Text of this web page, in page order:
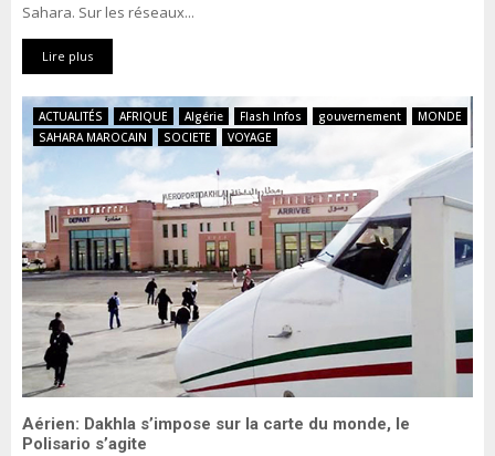
Sahara. Sur les réseaux...
Lire plus
ACTUALITÉS AFRIQUE Algérie Flash Infos gouvernement
MONDE
SAHARA MAROCAIN
SOCIETE VOYAGE
Aérien: Dakhla s’impose sur la carte du monde, le
Polisario s’agite